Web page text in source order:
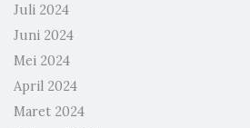
Juli 2024
Juni 2024
Mei 2024
April 2024
Maret 2024